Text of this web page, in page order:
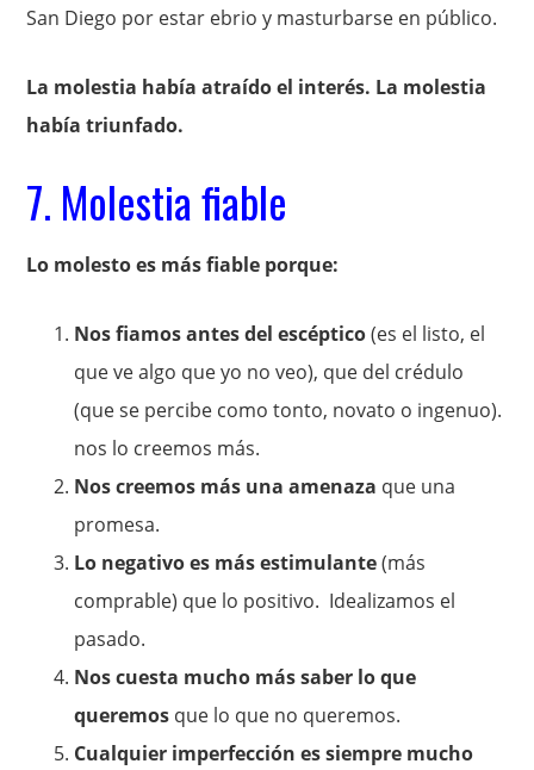
San Diego por estar ebrio y masturbarse en público.
La molestia había atraído el interés. La molestia
había triunfado.
7. Molestia fiable
Lo molesto es más fiable porque:
Nos fiamos antes del escéptico(es el listo, el
que ve algo que yo no veo), que del crédulo
(que se percibe como tonto, novato o ingenuo).
nos lo creemos más.
Nos creemos más una amenaza que una
promesa.
Lo negativo es más estimulante(más
comprable) que lo positivo. Idealizamos el
pasado.
Nos cuesta mucho más saber lo que
queremos que lo que no queremos.
Cualquier imperfección es siempre mucho